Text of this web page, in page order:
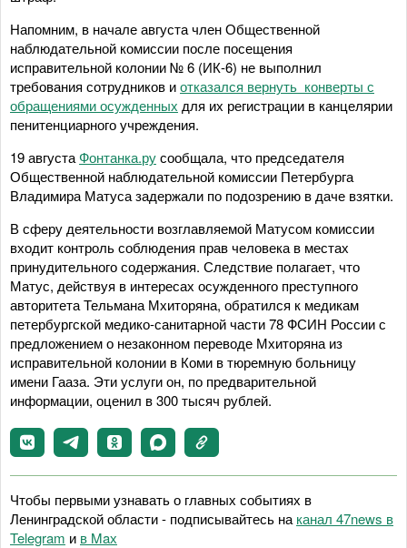
Напомним, в начале августа член Общественной
наблюдательной комиссии после посещения
исправительной колонии № 6 (ИК-6) не выполнил
требования сотрудников иотказался вернуть конверты с
обращениями осужденных для их регистрации в канцелярии
пенитенциарного учреждения.
19 августаФонтанка.русообщала, что председателя
Общественной наблюдательной комиссии Петербурга
Владимира Матуса задержали по подозрению в даче взятки.
В сферу деятельности возглавляемой Матусом комиссии
входит контроль соблюдения прав человека в местах
принудительного содержания. Следствие полагает, что
Матус, действуя в интересах осужденного преступного
авторитета Тельмана Мхиторяна, обратился к медикам
петербургской медико-санитарной части 78 ФСИН России с
предложением о незаконном переводе Мхиторяна из
исправительной колонии в Коми в тюремную больницу
имени Гааза. Эти услуги он, по предварительной
информации, оценил в 300 тысяч рублей.
Чтобы первыми узнавать о главных событиях в
Ленинградской области - подписывайтесь на канал 47news в
Telegram и в Maх